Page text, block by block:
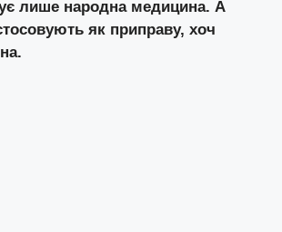
лише народна медицина. А
як приправу, хоч